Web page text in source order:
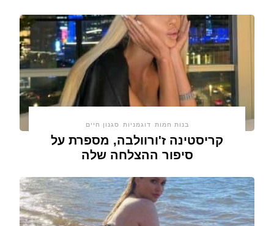
בנות חמות דוגמניות סגנון חיים
קריסטינה ז'ורוולבה, מספרת על
סיפור ההצלחה שלה